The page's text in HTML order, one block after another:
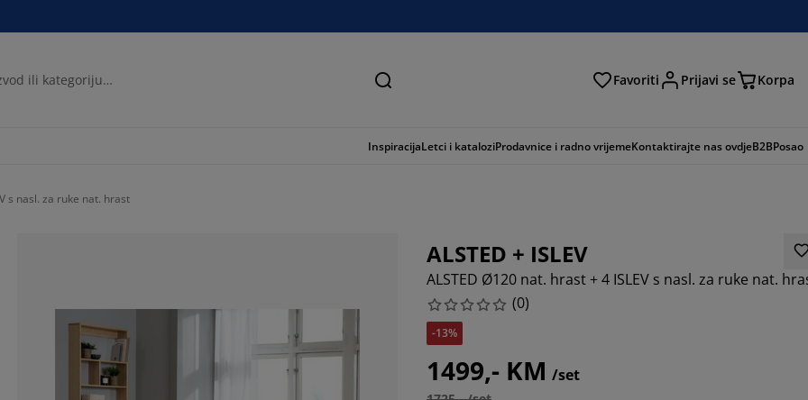
Traži Favoriti Prijavi se Korpa
InspiracijaLetci i kataloziProdavnice i radno vrijemeKontaktirajte nas ovdjeB2BPosao
s nasl. za ruke nat. hrast
ALSTED + ISLEV
ALSTED Ø120 nat. hrast + 4 ISLEV s nasl. za ruke nat.
(0)
-13%
1499,- KM /set